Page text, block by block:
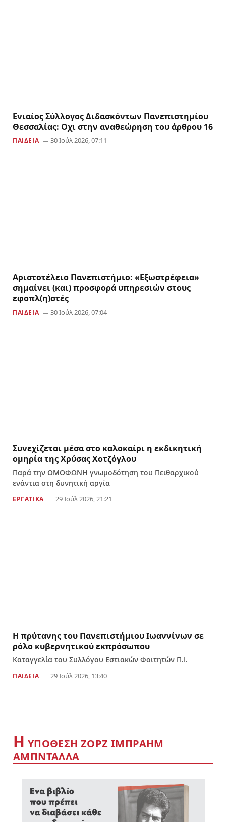
Ενιαίος Σύλλογος Διδασκόντων Πανεπιστημίου
Θεσσαλίας: Οχι στην αναθεώρηση του άρθρου 16
ΠΑΙΔΕΙΑ 30 Ιούλ 2026, 07:11
Αριστοτέλειο Πανεπιστήμιο: «Εξωστρέφεια»
σημαίνει (και) προσφορά υπηρεσιών στους
εφοπλ(η)στές
ΠΑΙΔΕΙΑ 30 Ιούλ 2026, 07:04
Συνεχίζεται μέσα στο καλοκαίρι η εκδικητική
ομηρία της Χρύσας Χοτζόγλου
Παρά την ΟΜΟΦΩΝΗ γνωμοδότηση του Πειθαρχικού
ενάντια στη δυνητική αργία
ΕΡΓΑΤΙΚΑ 29 Ιούλ 2026, 21:21
Η πρύτανης του Πανεπιστήμιου Ιωαννίνων σε
ρόλο κυβερνητικού εκπρόσωπου
Καταγγελία του Συλλόγου Εστιακών Φοιτητών Π.Ι.
ΠΑΙΔΕΙΑ 29 Ιούλ 2026, 13:40
Η YΠΟΘΕΣΗ ΖΟΡΖ ΙΜΠΡΑΗΜ
ΑΜΠΝΤΑΛΛΑ